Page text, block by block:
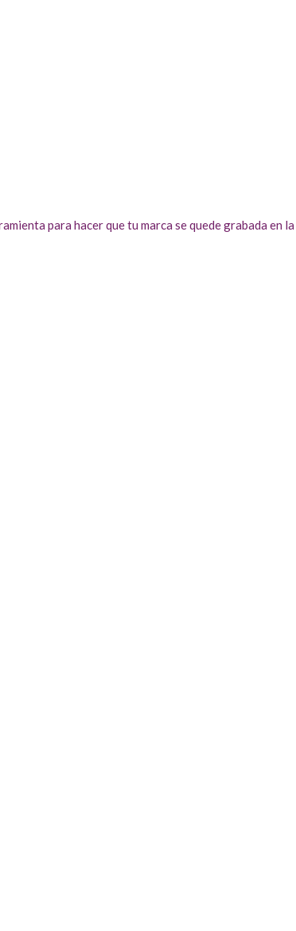
para hacer que tu marca se quede grabada en la